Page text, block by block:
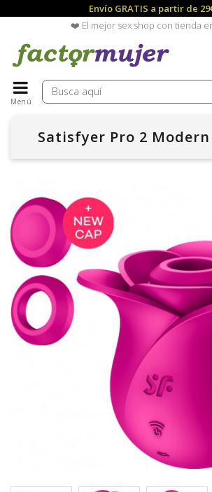
Envío GRATIS a partir de
❤️ El mejor sex shop con tienda
Menú
Satisfyer Pro 2 Modern